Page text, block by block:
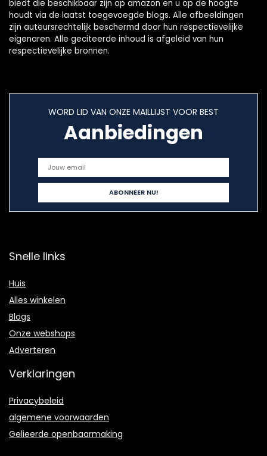
biedt die beschikbaar zijn op amazon en u op de hoogte
houdt via de laatst toegevoegde blogs. Alle afbeeldingen
zijn auteursrechtelijk beschermd door hun respectievelijke
eigenaren. Alle geciteerde inhoud is afgeleid van hun
respectievelijke bronnen.
WORD LID VAN ONZE MAILLIJST VOOR BEST
Aanbiedingen
Snelle links
Huis
Alles winkelen
Blogs
Onze webshops
Adverteren
Verklaringen
Privacybeleid
algemene voorwaarden
Gelieerde openbaarmaking